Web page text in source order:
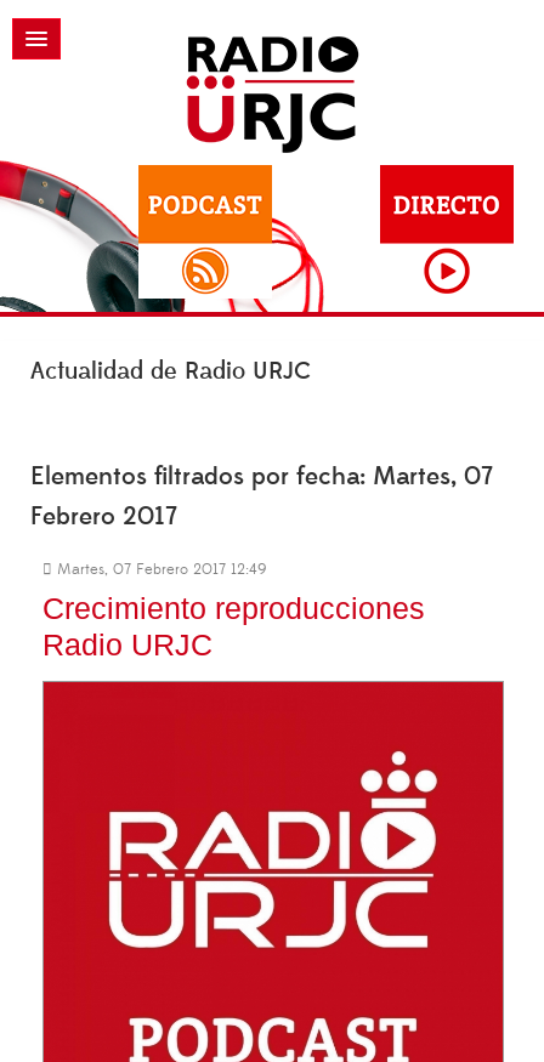
Actualidad de Radio URJC
Elementos filtrados por fecha: Martes, 07
Febrero 2017
Martes, 07 Febrero 2017 12:49
Crecimiento reproducciones
Radio URJC